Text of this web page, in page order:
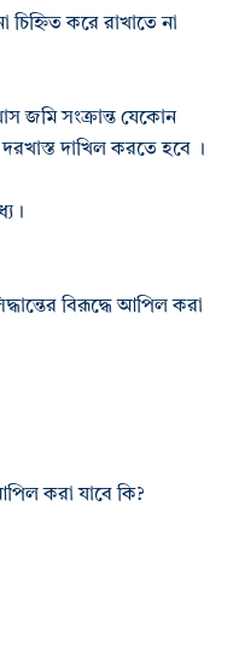
চিহ্নিত করে রাখাতে না
জমি সংক্রান্ত যেকোন
দাখিল করতে হবে ।
বিরূদ্ধে আপিল করা
করা যাবে কি?